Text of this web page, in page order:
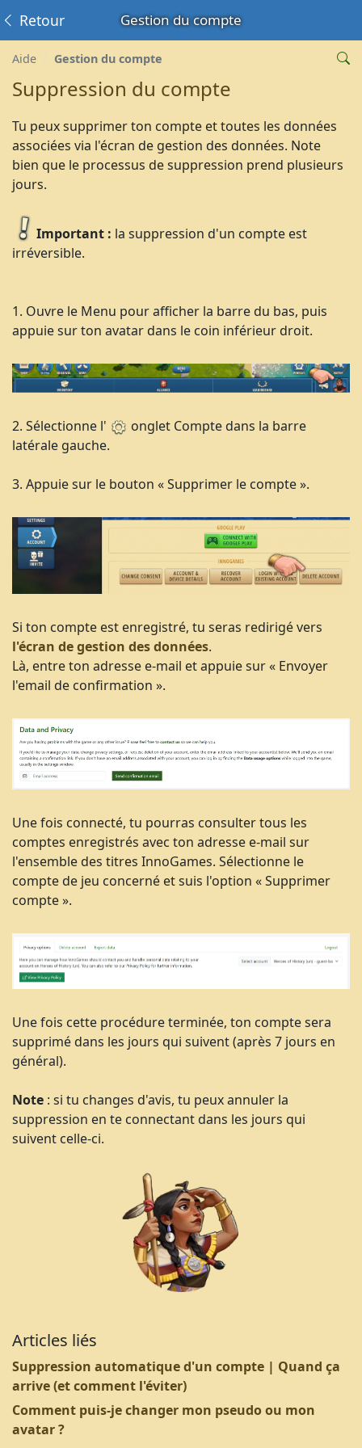
Gestion du compte
Retour
Aide Gestion du compte
Suppression du compte
Tu peux supprimer ton compte et toutes les données
associées via l'écran de gestion des données. Note
bien que le processus de suppression prend plusieurs
jours.
Important : la suppression d'un compte est
irréversible.
1. Ouvre le Menu pour afficher la barre du bas, puis
appuie sur ton avatar dans le coin inférieur droit.
2. Sélectionne l'
onglet Compte dans la barre
latérale gauche.
3. Appuie sur le bouton « Supprimer le compte ».
Si ton compte est enregistré, tu seras redirigé vers
l'écran de gestion des données.
Là, entre ton adresse e-mail et appuie sur « Envoyer
l'email de confirmation ».
Une fois connecté, tu pourras consulter tous les
comptes enregistrés avec ton adresse e-mail sur
l'ensemble des titres InnoGames. Sélectionne le
compte de jeu concerné et suis l'option « Supprimer
compte ».
Une fois cette procédure terminée, ton compte sera
supprimé dans les jours qui suivent (après 7 jours en
général).
Note : si tu changes d'avis, tu peux annuler la
suppression en te connectant dans les jours qui
suivent celle-ci.
Articles liés
Suppression automatique d'un compte | Quand ça
arrive (et comment l'éviter)
Comment puis-je changer mon pseudo ou mon
avatar ?